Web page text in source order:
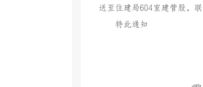
送至住建局604室建管股，
特此通知